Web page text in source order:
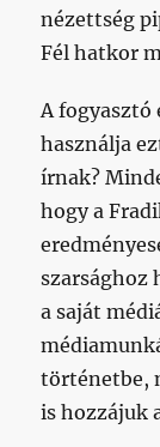
nézettség
Fél hatkor
A fogyasztó
használja
írnak?
hogy a
szarsághoz
a saját
történetbe,
is hozzájuk